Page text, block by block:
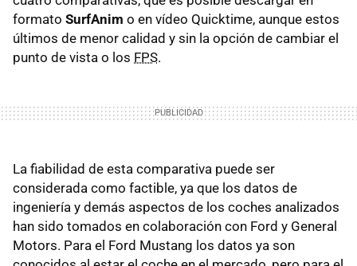
formato SurfAnim o en vídeo Quicktime, aunque estos
últimos de menor calidad y sin la opción de cambiar el
punto de vista o los FPS.
La fiabilidad de esta comparativa puede ser
considerada como factible, ya que los datos de
ingeniería y demás aspectos de los coches analizados
han sido tomados en colaboración con Ford y General
Motors. Para el Ford Mustang los datos ya son